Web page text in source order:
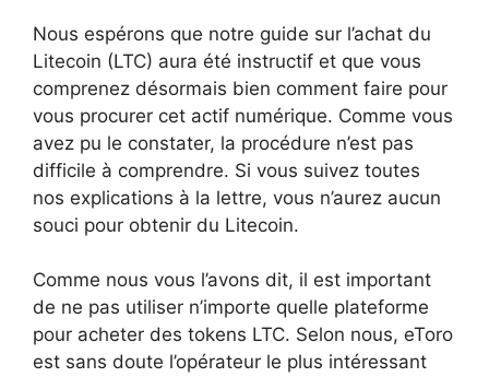
Nous espérons que notre guide sur l’achat du
Litecoin (LTC) aura été instructif et que vous
comprenez désormais bien comment faire pour
vous procurer cet actif numérique. Comme vous
avez pu le constater, la procédure n’est pas
difficile à comprendre. Si vous suivez toutes
nos explications à la lettre, vous n’aurez aucun
souci pour obtenir du Litecoin.
Comme nous vous l’avons dit, il est important
de ne pas utiliser n’importe quelle plateforme
pour acheter des tokens LTC. Selon nous, eToro
est sans doute l’opérateur le plus intéressant